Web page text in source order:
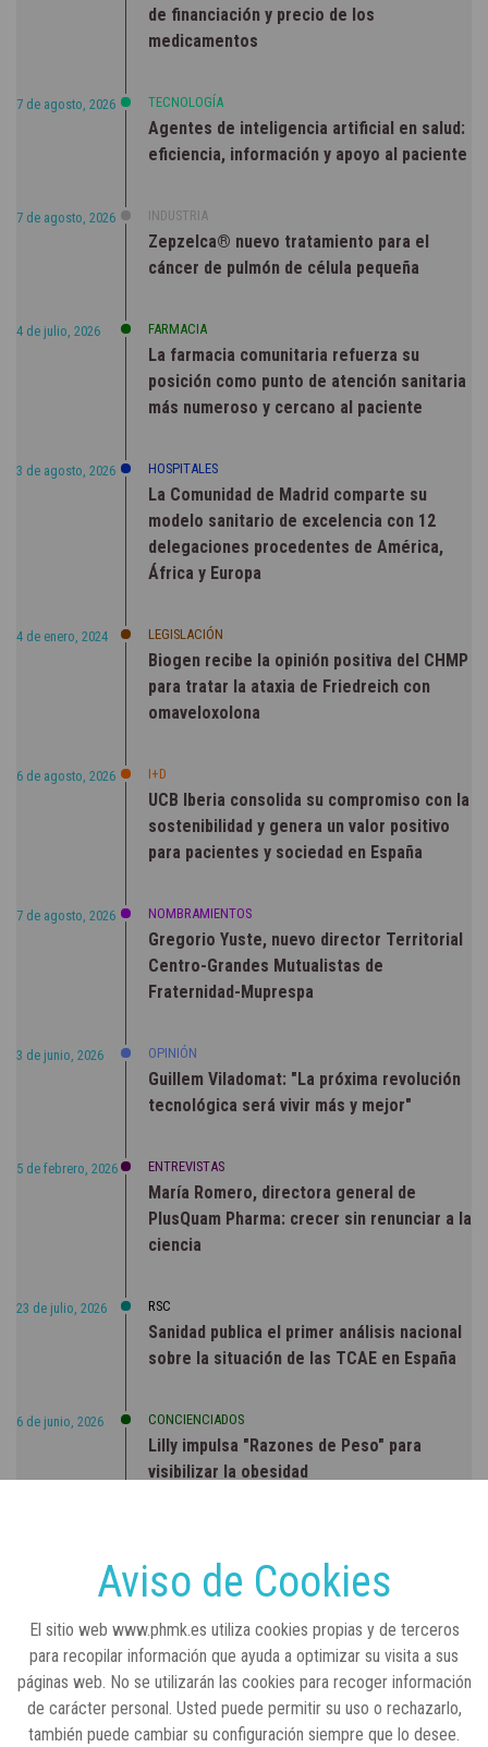
de financiación y precio de los
medicamentos
7 de agosto, 2026 TECNOLOGÍA
Agentes de inteligencia artificial en salud:
eficiencia, información y apoyo al paciente
7 de agosto, 2026 INDUSTRIA
Zepzelca® nuevo tratamiento para el
cáncer de pulmón de célula pequeña
4 de julio, 2026 FARMACIA
La farmacia comunitaria refuerza su
posición como punto de atención sanitaria
más numeroso y cercano al paciente
3 de agosto, 2026 HOSPITALES
La Comunidad de Madrid comparte su
modelo sanitario de excelencia con 12
delegaciones procedentes de América,
África y Europa
4 de enero, 2024 LEGISLACIÓN
Biogen recibe la opinión positiva del CHMP
para tratar la ataxia de Friedreich con
omaveloxolona
6 de agosto, 2026 I+D
UCB Iberia consolida su compromiso con la
sostenibilidad y genera un valor positivo
para pacientes y sociedad en España
7 de agosto, 2026 NOMBRAMIENTOS
Gregorio Yuste, nuevo director Territorial
Centro-Grandes Mutualistas de
Fraternidad-Muprespa
3 de junio, 2026 OPINIÓN
Guillem Viladomat: "La próxima revolución
tecnológica será vivir más y mejor"
5 de febrero, 2026 ENTREVISTAS
María Romero, directora general de
PlusQuam Pharma: crecer sin renunciar a la
ciencia
23 de julio, 2026 RSC
Sanidad publica el primer análisis nacional
sobre la situación de las TCAE en España
6 de junio, 2026 CONCIENCIADOS
Lilly impulsa "Razones de Peso" para
visibilizar la obesidad
Real Academia Nacional de Farmacia: un
laboratorio de ideas que se ha adaptado a
Aviso de Cookies
El sitio web www.phmk.es utiliza cookies propias y de terceros
para recopilar información que ayuda a optimizar su visita a sus
páginas web. No se utilizarán las cookies para recoger información
de carácter personal. Usted puede permitir su uso o rechazarlo,
también puede cambiar su configuración siempre que lo desee.